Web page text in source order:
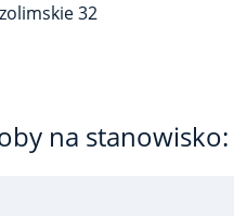
32
na stanowisko: